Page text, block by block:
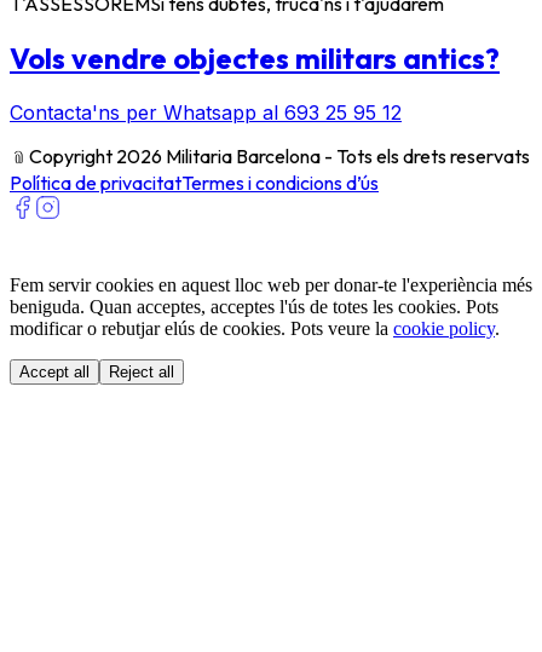
Vols vendre objectes militars antics?
Contacta'ns per Whatsapp al 693 25 95 12
﹫ Copyright 2026 Militaria Barcelona - Tots els drets reservats
Política de privacitatTermes i condicions d’ús
Fem servir cookies en aquest lloc web per donar-te l'experiència més
beniguda. Quan acceptes, acceptes l'ús de totes les cookies. Pots
modificar o rebutjar elús de cookies. Pots veure la cookie policy.
Accept all Reject all